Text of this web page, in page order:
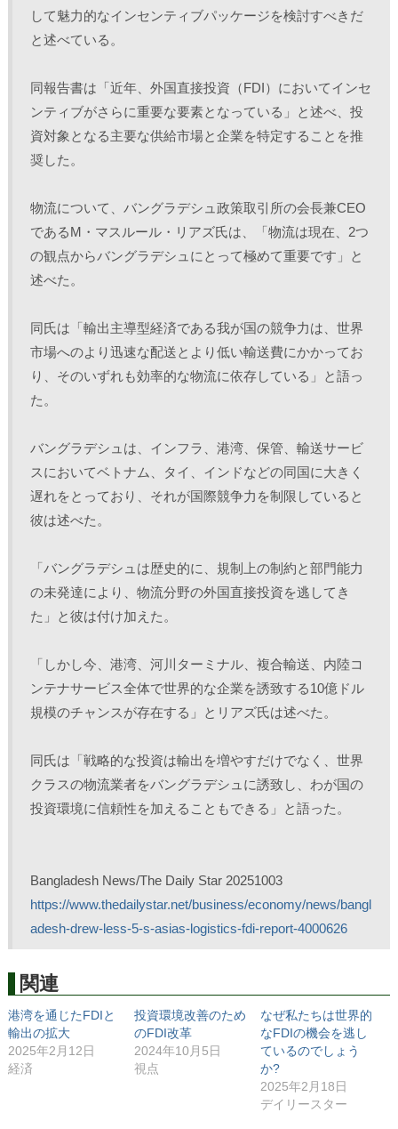
して魅力的なインセンティブパッケージを検討すべきだ
と述べている。
同報告書は「近年、外国直接投資（FDI）においてインセ
ンティブがさらに重要な要素となっている」と述べ、投
資対象となる主要な供給市場と企業を特定することを推
奨した。
物流について、バングラデシュ政策取引所の会長兼CEO
であるM・マスルール・リアズ氏は、「物流は現在、2つ
の観点からバングラデシュにとって極めて重要です」と
述べた。
同氏は「輸出主導型経済である我が国の競争力は、世界
市場へのより迅速な配送とより低い輸送費にかかってお
り、そのいずれも効率的な物流に依存している」と語っ
た。
バングラデシュは、インフラ、港湾、保管、輸送サービ
スにおいてベトナム、タイ、インドなどの同国に大きく
遅れをとっており、それが国際競争力を制限していると
彼は述べた。
「バングラデシュは歴史的に、規制上の制約と部門能力
の未発達により、物流分野の外国直接投資を逃してき
た」と彼は付け加えた。
「しかし今、港湾、河川ターミナル、複合輸送、内陸コ
ンテナサービス全体で世界的な企業を誘致する10億ドル
規模のチャンスが存在する」とリアズ氏は述べた。
同氏は「戦略的な投資は輸出を増やすだけでなく、世界
クラスの物流業者をバングラデシュに誘致し、わが国の
投資環境に信頼性を加えることもできる」と語った。
Bangladesh News/The Daily Star 20251003
https://www.thedailystar.net/business/economy/news/bangl
adesh-drew-less-5-s-asias-logistics-fdi-report-4000626
関連
港湾を通じたFDIと
輸出の拡大
2025年2月12日
経済
投資環境改善のため
のFDI改革
2024年10月5日
視点
なぜ私たちは世界的
なFDIの機会を逃し
ているのでしょう
か?
2025年2月18日
デイリースター